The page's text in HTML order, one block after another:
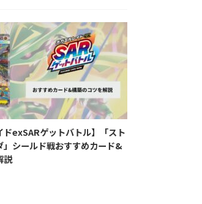
ドexSARゲットバトル】「スト
」シールド戦おすすめカード&
説